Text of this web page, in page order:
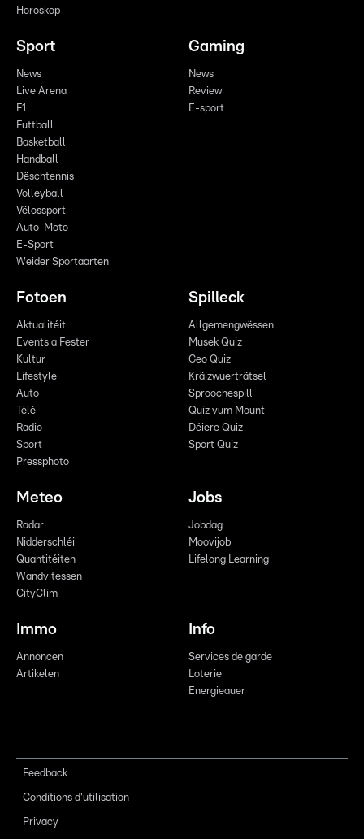
Horoskop
Sport
News
Live Arena
F1
Futtball
Basketball
Handball
Dëschtennis
Volleyball
Vëlossport
Auto-Moto
E-Sport
Weider Sportaarten
Gaming
News
Review
E-sport
Fotoen
Aktualitéit
Events a Fester
Kultur
Lifestyle
Auto
Télé
Radio
Sport
Pressphoto
Spilleck
Allgemengwëssen
Musek Quiz
Geo Quiz
Kräizwuerträtsel
Sproochespill
Quiz vum Mount
Déiere Quiz
Sport Quiz
Meteo
Radar
Nidderschléi
Quantitéiten
Wandvitessen
CityClim
Jobs
Jobdag
Moovijob
Lifelong Learning
Immo
Annoncen
Artikelen
Info
Services de garde
Loterie
Energieauer
Feedback
Conditions d'utilisation
Privacy